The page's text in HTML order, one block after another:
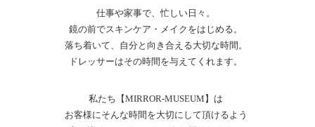
仕事や家事で、忙しい日々。
鏡の前でスキンケア・メイクをはじめる。
落ち着いて、自分と向き合える大切な時間。
ドレッサーはその時間を与えてくれます。
私たち【MIRROR-MUSEUM】は
お客様にそんな時間を大切にして頂けるよう